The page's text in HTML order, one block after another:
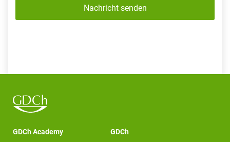
Nachricht senden
GDCh Academy GDCh